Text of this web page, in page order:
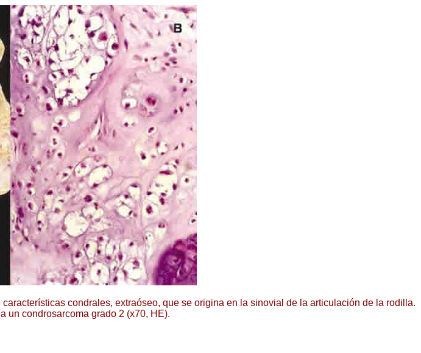
condrales, extraóseo, que se origina en la sinovial de la articulación de la rodilla.
un condrosarcoma grado 2 (x70, HE).